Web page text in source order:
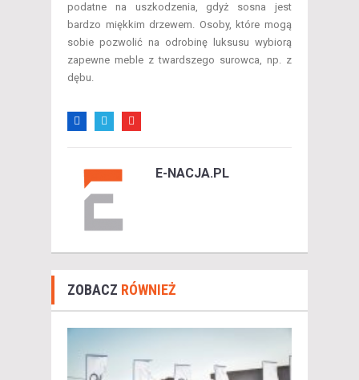
podatne na uszkodzenia, gdyż sosna jest
bardzo miękkim drzewem. Osoby, które mogą
sobie pozwolić na odrobinę luksusu wybiorą
zapewne meble z twardszego surowca, np. z
dębu.
E-NACJA.PL
ZOBACZ RÓWNIEŻ